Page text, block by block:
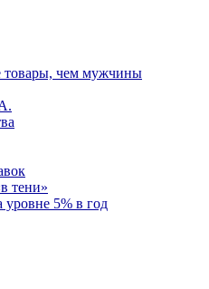
товары, чем мужчины
тени»
5% в год